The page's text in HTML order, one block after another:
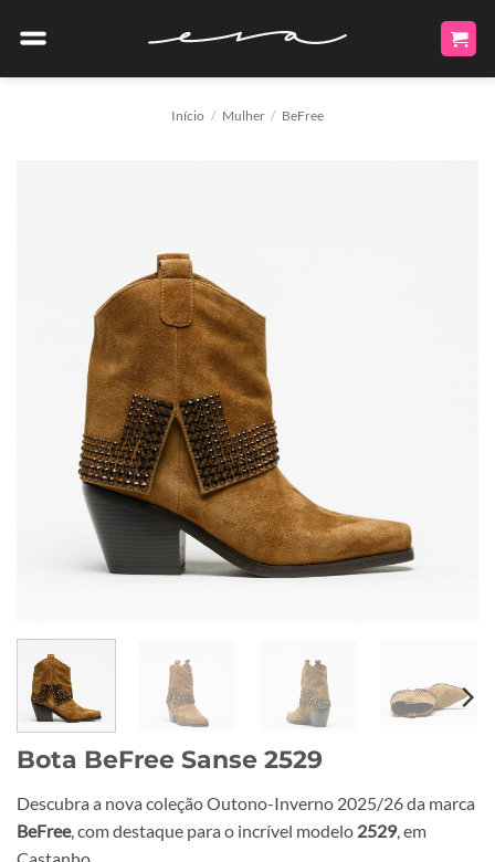
Início / Mulher / BeFree
Bota BeFree Sanse 2529
Descubra a nova coleção Outono-Inverno 2025/26 da marca
BeFree, com destaque para o incrível modelo 2529, em